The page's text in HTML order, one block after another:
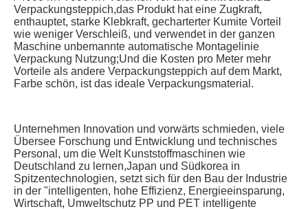
Verpackungsteppich,das Produkt hat eine Zugkraft,
enthauptet, starke Klebkraft, gecharterter Kumite Vorteil
wie weniger Verschleiß, und verwendet in der ganzen
Maschine unbemannte automatische Montagelinie
Verpackung Nutzung;Und die Kosten pro Meter mehr
Vorteile als andere Verpackungsteppich auf dem Markt,
Farbe schön, ist das ideale Verpackungsmaterial.
Unternehmen Innovation und vorwärts schmieden, viele
Übersee Forschung und Entwicklung und technisches
Personal, um die Welt Kunststoffmaschinen wie
Deutschland zu lernen,Japan und Südkorea in
Spitzentechnologien, setzt sich für den Bau der Industrie
in der "intelligenten, hohe Effizienz, Energieeinsparung,
Wirtschaft, Umweltschutz PP und PET intelligente